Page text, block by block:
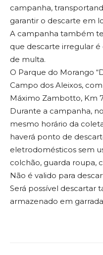
campanha,
garantir o descarte em
A campanha também
que descarte irregular
de multa.
O Parque do Morango
Campo dos Aleixos,
Máximo Zambotto, Km
Durante a campanha,
mesmo horário da
haverá ponto de
eletrodomésticos sem
colchão, guarda roupa,
Não é valido para
Será possível descartar
armazenado em